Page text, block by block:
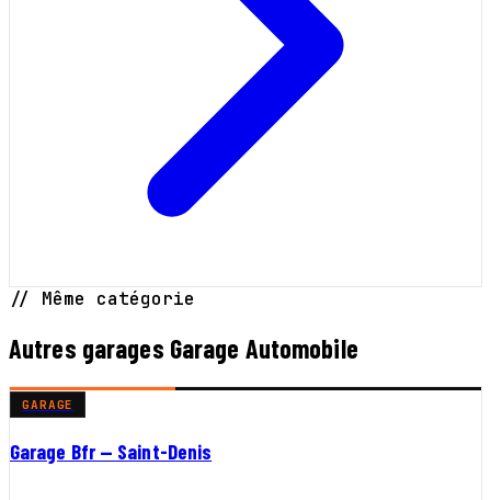
// Même catégorie
Autres garages Garage Automobile
GARAGE
Garage Bfr — Saint-Denis